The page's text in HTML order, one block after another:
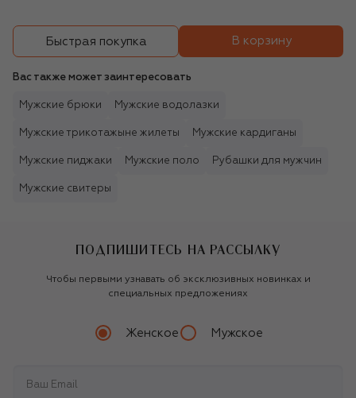
Быстрая покупка В корзину
Вас также может заинтересовать
Мужские брюки Мужские водолазки
Мужские трикотажыне жилеты Мужские кардиганы
Мужские пиджаки Мужские поло Рубашки для мужчин
Мужские свитеры
ПОДПИШИТЕСЬ НА РАССЫЛКУ
Чтобы первыми узнавать об эксклюзивных новинках и
специальных предложениях
Женское Мужское